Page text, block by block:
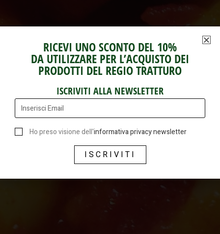
RICEVI UNO SCONTO DEL 10%
DA UTILIZZARE PER L’ACQUISTO DEI
PRODOTTI DEL REGIO TRATTURO
ISCRIVITI ALLA NEWSLETTER
Ho preso visione dell'informativa privacy newsletter
ISCRIVITI